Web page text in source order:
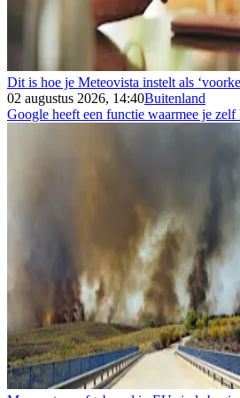
Dit is hoe je Meteovista instelt als
02 augustus 2026, 14:40Buitenland
Google heeft een functie waarmee je